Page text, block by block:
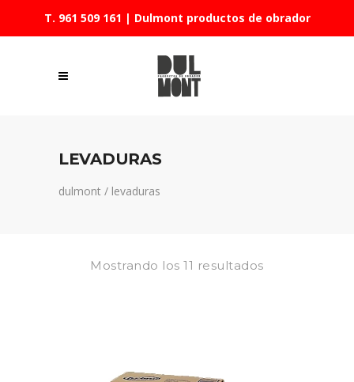
T. 961 509 161 | Dulmont productos de obrador
LEVADURAS
dulmont / levaduras
Mostrando los 11 resultados